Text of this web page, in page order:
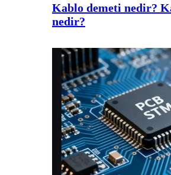
Kablo demeti nedir?
nedir?